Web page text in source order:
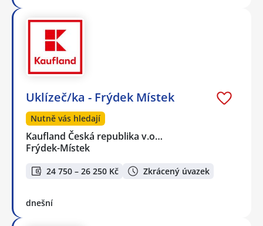
Uklízeč/ka - Frýdek Místek
Nutně vás hledají
Kaufland Česká republika v.o…
Frýdek-Místek
24 750 – 26 250 Kč Zkrácený úvazek
dnešní